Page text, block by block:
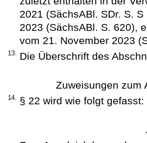
2021 (SächsABl. SDr. S.
2023 (SächsABl. S. 620),
vom 21. November 2023
13. Die Überschrift des
Zuweisungen zum
14. § 22 wird wie folgt gefasst: